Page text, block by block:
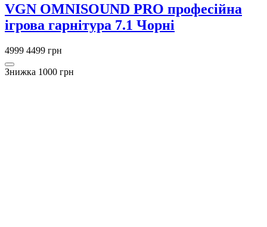
VGN OMNISOUND PRO професійна
ігрова гарнітура 7.1 Чорні
4999 4499 грн
Знижка 1000 грн